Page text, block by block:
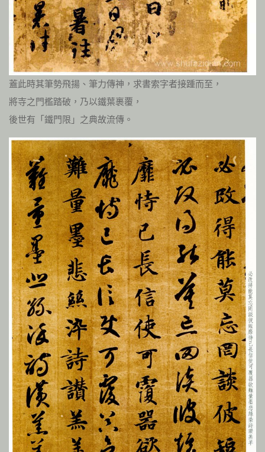
蓋此時其筆勢飛揚、筆力傳神，求書索字者接踵而至，
將寺之門檻踏破，乃以鐵葉裹覆，
後世有「鐵門限」之典故流傳。